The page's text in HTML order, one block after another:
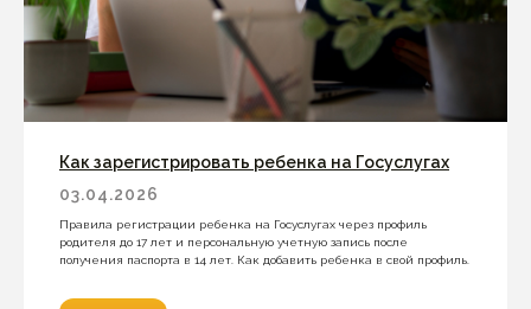
Как зарегистрировать ребенка на Госуслугах
03.04.2026
Правила регистрации ребенка на Госуслугах через профиль
родителя до 17 лет и персональную учетную запись после
получения паспорта в 14 лет. Как добавить ребенка в свой профиль.